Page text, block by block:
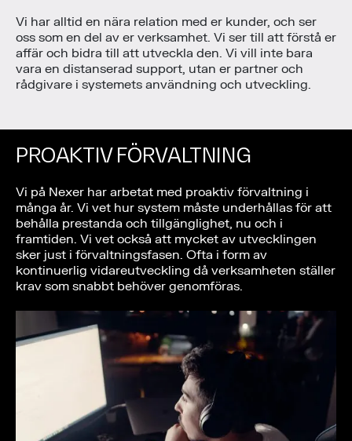
Vi har alltid en nära relation med er kunder, och ser
oss som en del av er verksamhet. Vi ser till att förstå er
affär och bidra till att utveckla den. Vi vill inte bara
vara en distanserad support, utan er partner och
rådgivare i systemets användning och utveckling.
PROAKTIV FÖRVALTNING
Vi på Nexer har arbetat med proaktiv förvaltning i
många år. Vi vet hur system måste underhållas för att
behålla prestanda och tillgänglighet, nu och i
framtiden. Vi vet också att mycket av utvecklingen
sker just i förvaltningsfasen. Ofta i form av
kontinuerlig vidareutveckling då verksamheten ställer
krav som snabbt behöver genomföras.